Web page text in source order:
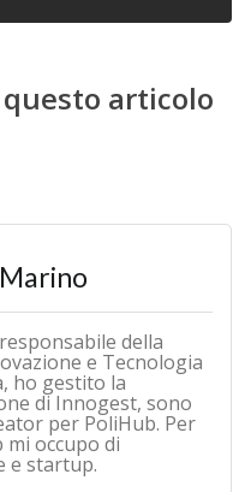
articolo
della
e Tecnologia
ho gestito la
di Innogest, sono
per PoliHub. Per
mi occupo di
e startup.